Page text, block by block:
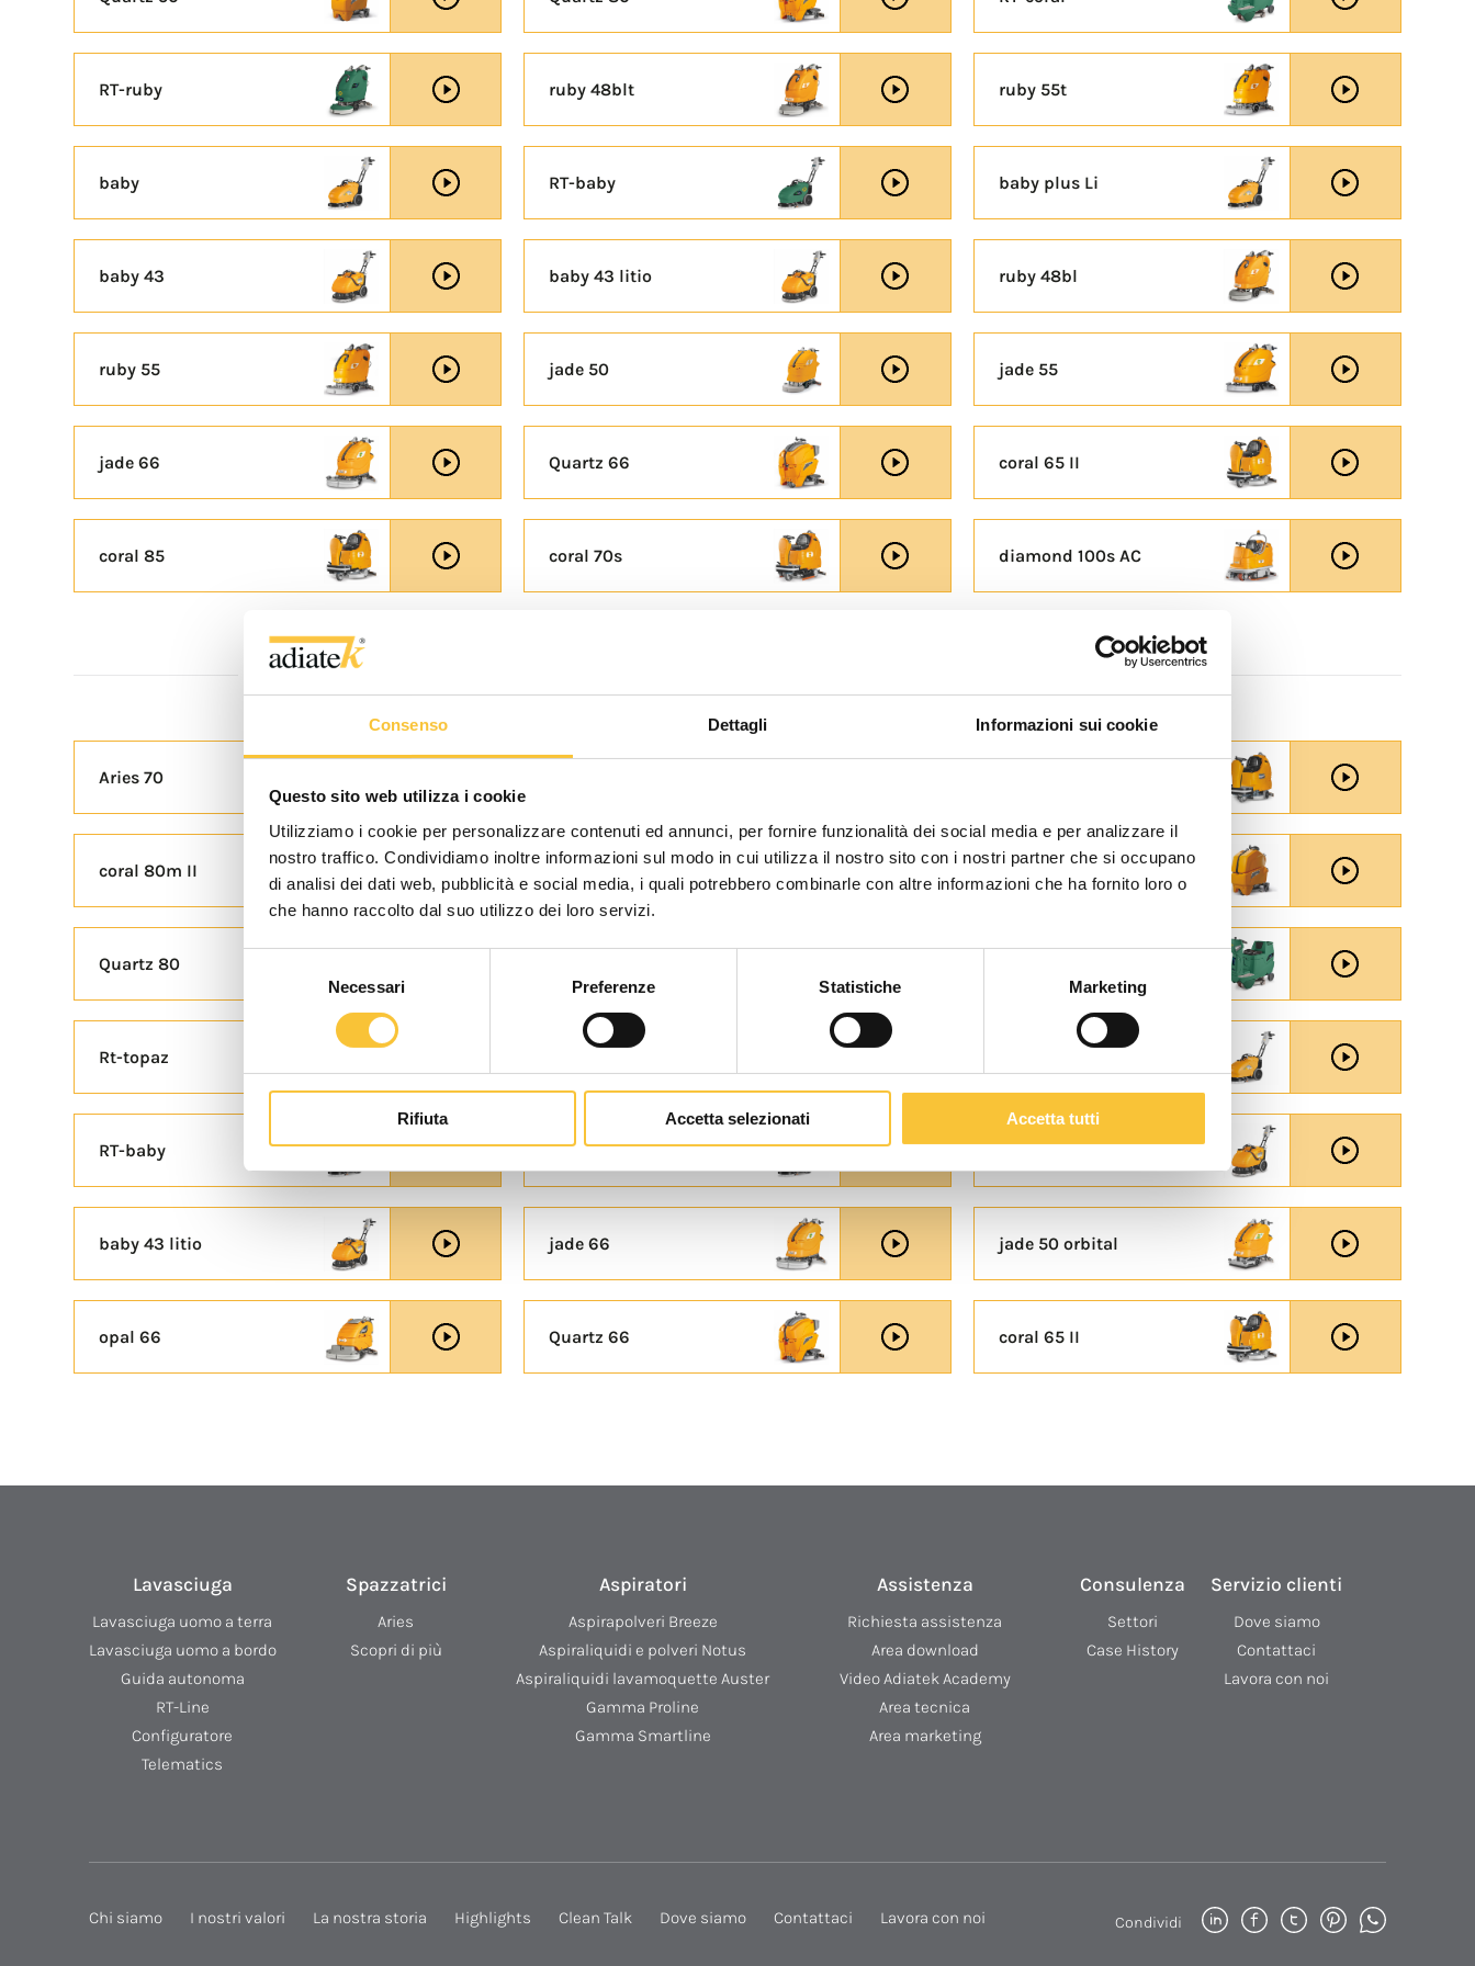
Consenso Dettagli Informazioni sui cookie
Questo sito web utilizza i cookie
Utilizziamo i cookie per personalizzare contenuti ed annunci, per fornire funzionalità dei social media e per analizzare il
nostro traffico. Condividiamo inoltre informazioni sul modo in cui utilizza il nostro sito con i nostri partner che si occupano
di analisi dei dati web, pubblicità e social media, i quali potrebbero combinarle con altre informazioni che ha fornito loro o
che hanno raccolto dal suo utilizzo dei loro servizi.
Necessari Preferenze Statistiche Marketing
Rifiuta Accetta selezionati Accetta tutti
RT-ruby ruby 48blt ruby 55t
baby RT-baby baby plus Li
baby 43 baby 43 litio ruby 48bl
ruby 55 jade 50 jade 55
jade 66 Quartz 66 coral 65 II
coral 85 coral 70s diamond 100s AC
VIDEO PRESENTAZIONE
Aries 70
coral 80m II opal 80 Quartz 50
Quartz 80
Rt-topaz
RT-baby baby plus Li baby 43
baby 43 litio jade 66 jade 50 orbital
opal 66 Quartz 66 coral 65 II
Lavasciuga
Lavasciuga uomo a terra
Lavasciuga uomo a bordo
Guida autonoma
RT-Line
Configuratore
Telematics
Spazzatrici
Aries
Scopri di più
Aspiratori
Aspirapolveri Breeze
Aspiraliquidi e polveri Notus
Aspiraliquidi lavamoquette Auster
Gamma Proline
Gamma Smartline
Assistenza
Richiesta assistenza
Area download
Video Adiatek Academy
Area tecnica
Area marketing
Consulenza
Settori
Case History
Servizio clienti
Dove siamo
Contattaci
Lavora con noi
Chi siamo I nostri valori La nostra storia Highlights Clean Talk Dove siamo Contattaci Lavora con noi Condividi